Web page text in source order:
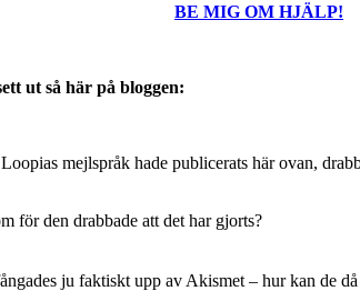
BE MIG OM HJÄLP!
ut så här på bloggen:
mejlspråk hade publicerats här ovan,
för den drabbade att det har gjorts?
ju faktiskt upp av Akismet – hur kan de då